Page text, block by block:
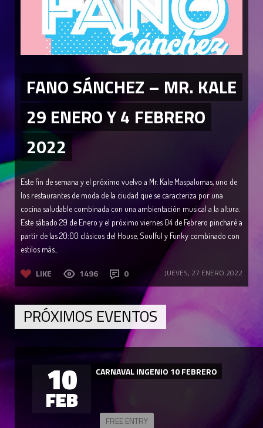
FANO SÁNCHEZ – MR. KALE
29 ENERO Y 4 FEBRERO
2022
Este fin de semana y el próximo vuelvo a Mr. Kale Maspalomas, uno de
los restaurantes de moda de la ciudad que se caracteriza por una
cocina saludable combinada con una ambientación musical a la altura.
Este sábado 29 de Enero y el próximo viernes 04 de Febrero pincharé a
partir de las 20:00 clásicos del House, Soulful y Funky combinado con
estilos más...
LIKE 1496 0 JUEVES, 27 ENERO 2022
PRÓXIMOS EVENTOS
10
FEB
CARNAVAL INGENIO 10 FEBRERO
FREE ENTRY